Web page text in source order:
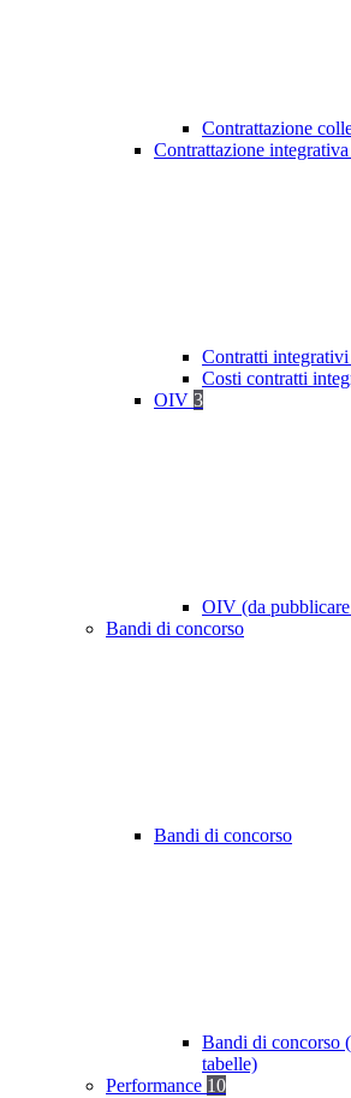
Contrattazione
Contrattazione integrativa
Contratti integrativi
Costi contratti
OIV 3
OIV (da
Bandi di concorso
Bandi di concorso
Bandi di concorso
tabelle)
Performance 10